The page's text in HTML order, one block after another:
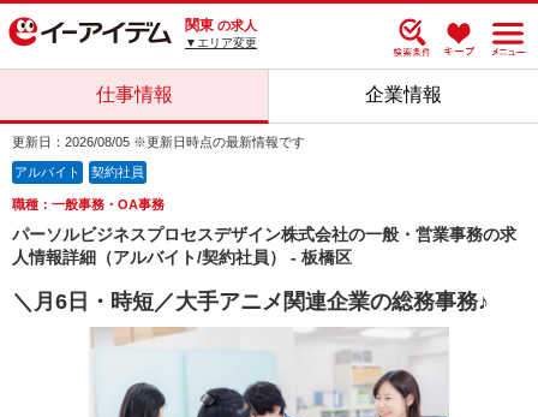
関東 の求人
▼エリア変更
仕事情報 企業情報
更新日：2026/08/05 ※更新日時点の最新情報です
アルバイト 契約社員
職種：一般事務・OA事務
パーソルビジネスプロセスデザイン株式会社の一般・営業事務の求
人情報詳細（アルバイト/契約社員） - 板橋区
＼月6日・時短／大手アニメ関連企業の総務事務♪